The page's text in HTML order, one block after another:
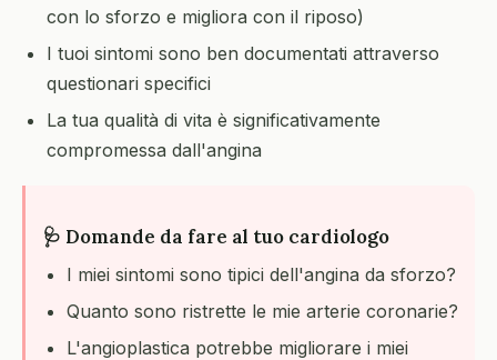
con lo sforzo e migliora con il riposo)
I tuoi sintomi sono ben documentati attraverso
questionari specifici
La tua qualità di vita è significativamente
compromessa dall'angina
🩺 Domande da fare al tuo cardiologo
I miei sintomi sono tipici dell'angina da sforzo?
Quanto sono ristrette le mie arterie coronarie?
L'angioplastica potrebbe migliorare i miei